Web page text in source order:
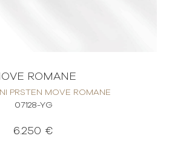
ROMANE
PRSTEN MOVE ROMANE
07128-YG
6.250 €